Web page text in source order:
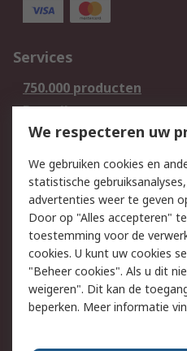
Services
750.000 producten
Bestellen
Retouren
Track & Trace
Wettelijk
Cookiebeleid
Privacybeleid -
Bijgewerkt
Algemene
verkoopvoorwaarden
We respecteren uw
We gebruiken cookies en
statistische
advertenties weer te geven
Door op "Alles accepteren"
toestemming voor de
cookies. U kunt uw cookies
"Beheer cookies". Als u dit
weigeren". Dit kan de
beperken. Meer informatie